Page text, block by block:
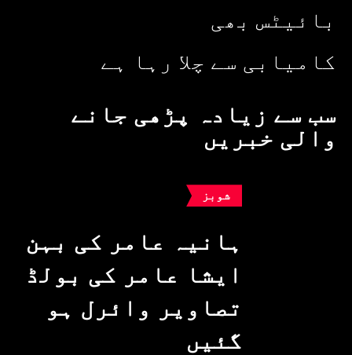
بائیٹس بھی
کامیابی سے چلا رہا ہے
سب سے زیادہ پڑھی جانے
والی خبریں
شوبز
ہانیہ عامر کی بہن
ایشا عامر کی بولڈ
تصاویر وائرل ہو
گئیں